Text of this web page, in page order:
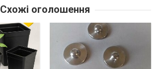
Схожі оголошення